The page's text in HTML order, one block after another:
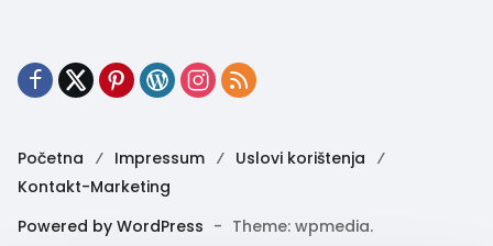
Početna Impressum
Uslovi korištenja
Kontakt-Marketing
Powered by WordPress - Theme: wpmedia.